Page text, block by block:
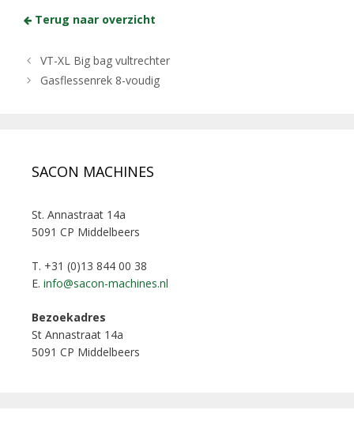
Terug naar overzicht
VT-XL Big bag vultrechter
Gasflessenrek 8-voudig
SACON MACHINES
St. Annastraat 14a
5091 CP Middelbeers
T. +31 (0)13 844 00 38
E. info@sacon-machines.nl
Bezoekadres
St Annastraat 14a
5091 CP Middelbeers